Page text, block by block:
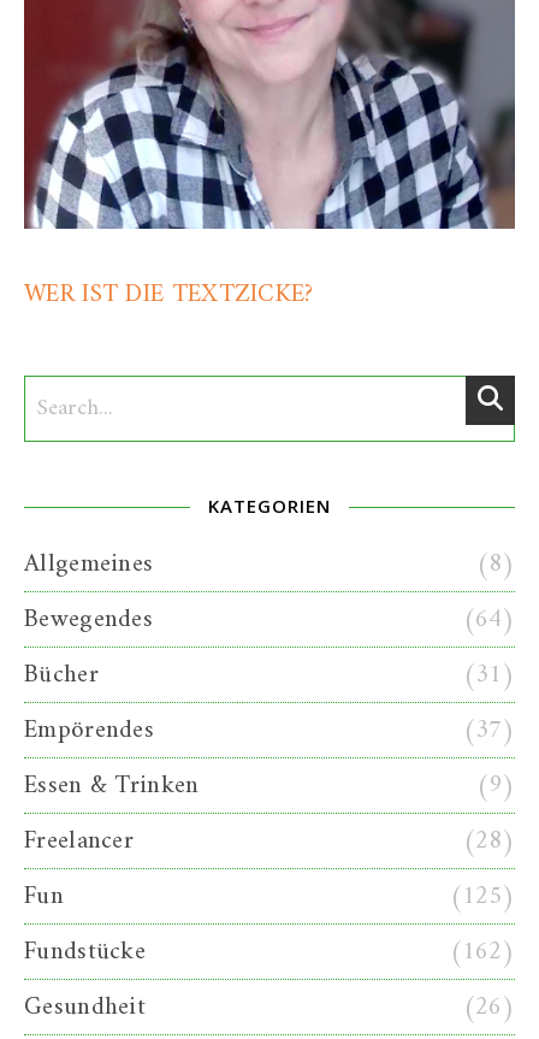
WER IST DIE TEXTZICKE?
KATEGORIEN
Allgemeines
(8)
Bewegendes
(64)
Bücher
(31)
Empörendes
(37)
Essen & Trinken
(9)
Freelancer
(28)
Fun
(125)
Fundstücke
(162)
Gesundheit
(26)